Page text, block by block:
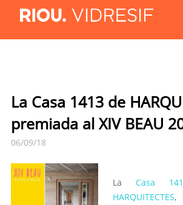
La Casa 1413 de
premiada al XIV BEAU
06/09/18
La Casa
HARQUITECTES,